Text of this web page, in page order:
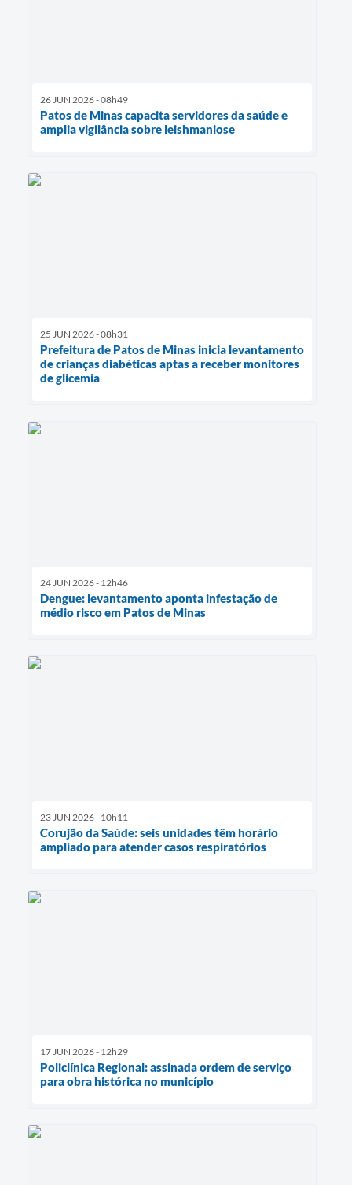
26 JUN 2026 - 08h49
Patos de Minas capacita servidores da saúde e
amplia vigilância sobre leishmaniose
25 JUN 2026 - 08h31
Prefeitura de Patos de Minas inicia levantamento
de crianças diabéticas aptas a receber monitores
de glicemia
24 JUN 2026 - 12h46
Dengue: levantamento aponta infestação de
médio risco em Patos de Minas
23 JUN 2026 - 10h11
Corujão da Saúde: seis unidades têm horário
ampliado para atender casos respiratórios
17 JUN 2026 - 12h29
Policlínica Regional: assinada ordem de serviço
para obra histórica no município